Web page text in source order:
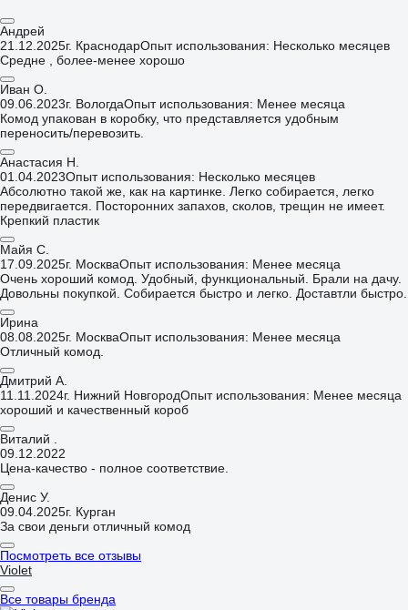
Андрей
21.12.2025г. КраснодарОпыт использования: Несколько месяцев
Средне , более-менее хорошо
Иван О.
09.06.2023г. ВологдаОпыт использования: Менее месяца
Комод упакован в коробку, что представляется удобным
переносить/перевозить.
Анастасия Н.
01.04.2023Опыт использования: Несколько месяцев
Абсолютно такой же, как на картинке. Легко собирается, легко
передвигается. Посторонних запахов, сколов, трещин не имеет.
Крепкий пластик
Майя С.
17.09.2025г. МоскваОпыт использования: Менее месяца
Очень хороший комод. Удобный, функциональный. Брали на дачу.
Довольны покупкой. Собирается быстро и легко. Доставтли быстро.
Ирина
08.08.2025г. МоскваОпыт использования: Менее месяца
Отличный комод.
Дмитрий А.
11.11.2024г. Нижний НовгородОпыт использования: Менее месяца
хороший и качественный короб
Виталий .
09.12.2022
Цена-качество - полное соответствие.
Денис У.
09.04.2025г. Курган
За свои деньги отличный комод
Посмотреть все отзывы
Violet
Все товары бренда